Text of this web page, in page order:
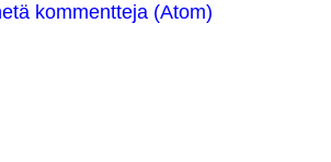
kommentteja (Atom)